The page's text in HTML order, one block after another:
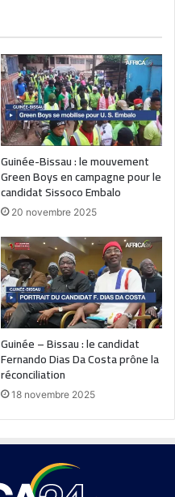
Guinée-Bissau : le mouvement
Green Boys en campagne pour le
candidat Sissoco Embalo
20 novembre 2025
Guinée – Bissau : le candidat
Fernando Dias Da Costa prône la
réconciliation
18 novembre 2025